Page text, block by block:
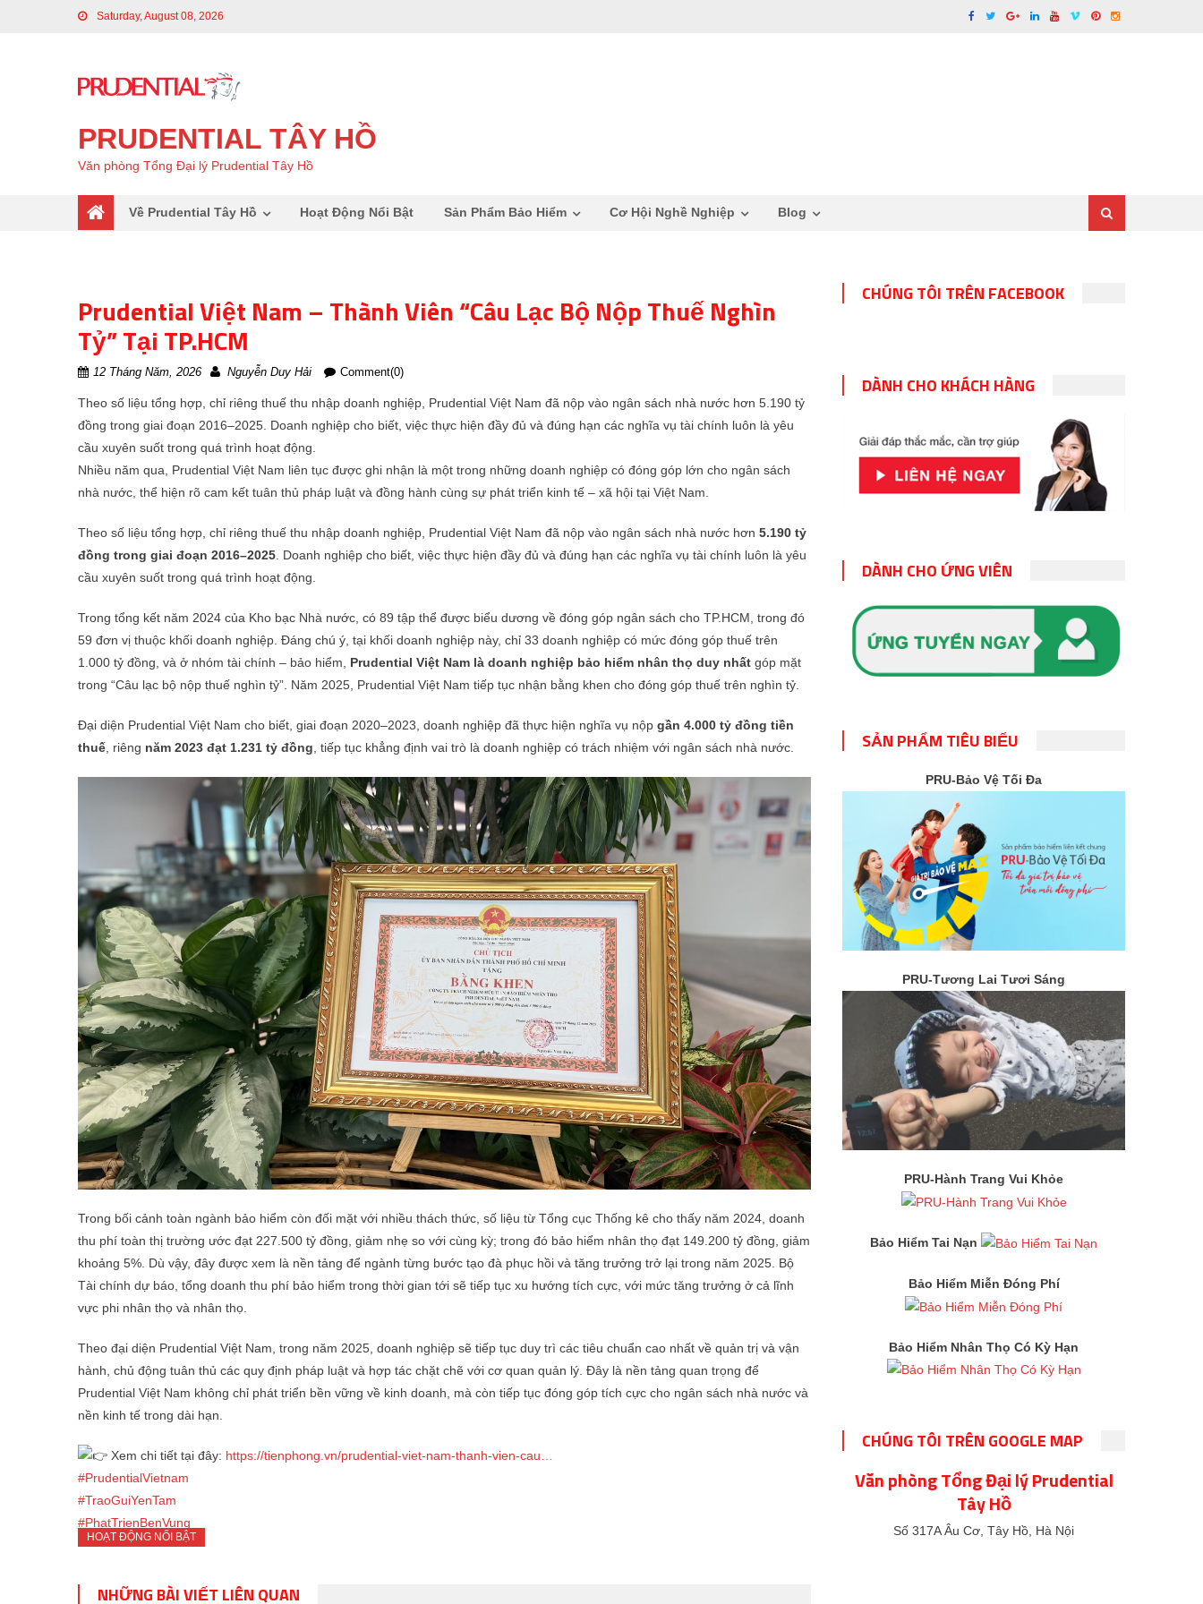
Saturday, August 08, 2026
PRUDENTIAL TÂY HỒ
Văn phòng Tổng Đại lý Prudential Tây Hồ
Về Prudential Tây Hồ Hoạt Động Nổi Bật Sản Phẩm Bảo Hiểm Cơ Hội Nghề Nghiệp Blog
Prudential Việt Nam – Thành Viên “Câu Lạc Bộ Nộp Thuế Nghìn
Tỷ” Tại TP.HCM
12 Tháng Năm, 2026 Nguyễn Duy Hải Comment(0)
Theo số liệu tổng hợp, chỉ riêng thuế thu nhập doanh nghiệp, Prudential Việt Nam đã nộp vào ngân sách nhà nước hơn 5.190 tỷ
đồng trong giai đoạn 2016–2025. Doanh nghiệp cho biết, việc thực hiện đầy đủ và đúng hạn các nghĩa vụ tài chính luôn là yêu
cầu xuyên suốt trong quá trình hoạt động.
Nhiều năm qua, Prudential Việt Nam liên tục được ghi nhận là một trong những doanh nghiệp có đóng góp lớn cho ngân sách
nhà nước, thể hiện rõ cam kết tuân thủ pháp luật và đồng hành cùng sự phát triển kinh tế – xã hội tại Việt Nam.
Theo số liệu tổng hợp, chỉ riêng thuế thu nhập doanh nghiệp, Prudential Việt Nam đã nộp vào ngân sách nhà nước hơn 5.190 tỷ
đồng trong giai đoạn 2016–2025 . Doanh nghiệp cho biết, việc thực hiện đầy đủ và đúng hạn các nghĩa vụ tài chính luôn là yêu
cầu xuyên suốt trong quá trình hoạt động.
Trong tổng kết năm 2024 của Kho bạc Nhà nước, có 89 tập thể được biểu dương về đóng góp ngân sách cho TP.HCM, trong đó
59 đơn vị thuộc khối doanh nghiệp. Đáng chú ý, tại khối doanh nghiệp này, chỉ 33 doanh nghiệp có mức đóng góp thuế trên
1.000 tỷ đồng, và ở nhóm tài chính – bảo hiểm, Prudential Việt Nam là doanh nghiệp bảo hiểm nhân thọ duy nhất góp mặt
trong “Câu lạc bộ nộp thuế nghìn tỷ”. Năm 2025, Prudential Việt Nam tiếp tục nhận bằng khen cho đóng góp thuế trên nghìn tỷ.
Đại diện Prudential Việt Nam cho biết, giai đoạn 2020–2023, doanh nghiệp đã thực hiện nghĩa vụ nộp gần 4.000 tỷ đồng tiền
thuế , riêng năm 2023 đạt 1.231 tỷ đồng , tiếp tục khẳng định vai trò là doanh nghiệp có trách nhiệm với ngân sách nhà nước.
Trong bối cảnh toàn ngành bảo hiểm còn đối mặt với nhiều thách thức, số liệu từ Tổng cục Thống kê cho thấy năm 2024, doanh
thu phí toàn thị trường ước đạt 227.500 tỷ đồng, giảm nhẹ so với cùng kỳ; trong đó bảo hiểm nhân thọ đạt 149.200 tỷ đồng, giảm
khoảng 5%. Dù vậy, đây được xem là nền tảng để ngành từng bước tạo đà phục hồi và tăng trưởng trở lại trong năm 2025. Bộ
Tài chính dự báo, tổng doanh thu phí bảo hiểm trong thời gian tới sẽ tiếp tục xu hướng tích cực, với mức tăng trưởng ở cả lĩnh
vực phi nhân thọ và nhân thọ.
Theo đại diện Prudential Việt Nam, trong năm 2025, doanh nghiệp sẽ tiếp tục duy trì các tiêu chuẩn cao nhất về quản trị và vận
hành, chủ động tuân thủ các quy định pháp luật và hợp tác chặt chẽ với cơ quan quản lý. Đây là nền tảng quan trọng để
Prudential Việt Nam không chỉ phát triển bền vững về kinh doanh, mà còn tiếp tục đóng góp tích cực cho ngân sách nhà nước và
nền kinh tế trong dài hạn.
Xem chi tiết tại đây: https://tienphong.vn/prudential-viet-nam-thanh-vien-cau…
#PrudentialVietnam
#TraoGuiYenTam
#PhatTrienBenVung
HOẠT ĐỘNG NỔI BẬT
NHỮNG BÀI VIẾT LIÊN QUAN
CHÚNG TÔI TRÊN FACEBOOK
DÀNH CHO KHÁCH HÀNG
DÀNH CHO ỨNG VIÊN
SẢN PHẨM TIÊU BIỂU
PRU-Bảo Vệ Tối Đa
PRU-Tương Lai Tươi Sáng
PRU-Hành Trang Vui Khỏe
Bảo Hiểm Tai Nạn
Bảo Hiểm Miễn Đóng Phí
Bảo Hiểm Nhân Thọ Có Kỳ Hạn
CHÚNG TÔI TRÊN GOOGLE MAP
Văn phòng Tổng Đại lý Prudential
Tây Hồ
Số 317A Âu Cơ, Tây Hồ, Hà Nội